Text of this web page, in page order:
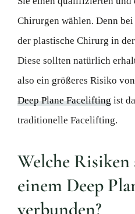
Chirurgen wählen. Denn
der plastische Chirurg in
Diese sollten natürlich
also ein größeres Risiko
Deep Plane Faceliftingist
traditionelle Facelifting.
Welche
einem Deep
verbunden?